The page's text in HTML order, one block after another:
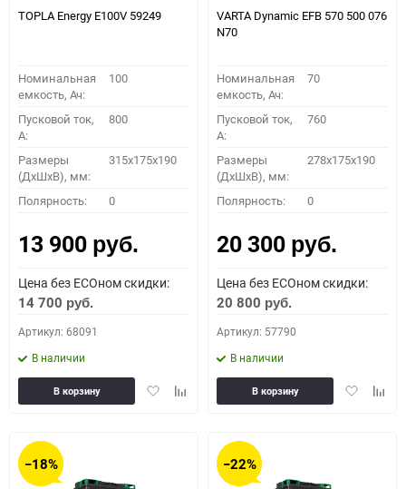
TOPLA Energy E100V 59249
Номинальная
емкость, Ач:
100
Пусковой ток,
A:
800
Размеры
(ДхШхВ), мм:
315x175x190
Полярность: 0
13 900 руб.
Цена без ECOном скидки:
14 700 руб.
Артикул: 68091
В наличии
ДобавитьДобавить
В корзину
VARTA Dynamic EFB 570 500 076
N70
Номинальная
емкость, Ач:
70
Пусковой ток,
A:
760
Размеры
(ДхШхВ), мм:
278x175x190
Полярность: 0
20 300 руб.
Цена без ECOном скидки:
20 800 руб.
Артикул: 57790
В наличии
Добавить
В корзину
−18% −22%